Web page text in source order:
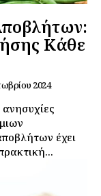
Κάθε
2024
έχει